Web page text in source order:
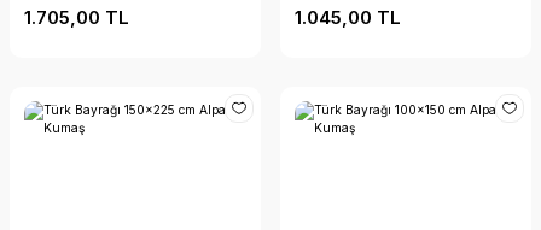
1.705,00 TL 1.045,00 TL